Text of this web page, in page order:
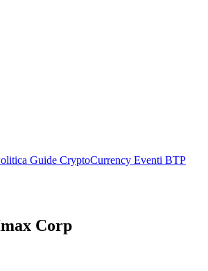
Guide CryptoCurrency Eventi BTP
Corp